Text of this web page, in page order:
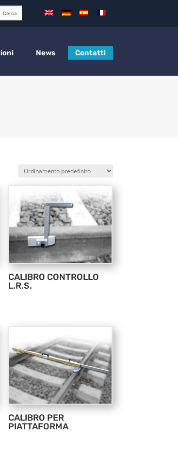
Cerca
News Contatti
CALIBRO CONTROLLO
L.R.S.
CALIBRO PER
PIATTAFORMA